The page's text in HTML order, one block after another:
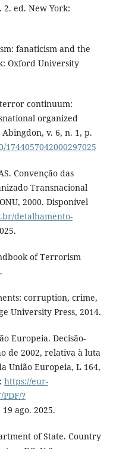
ed. New York:
fanaticism and the
Oxford University
continuum:
organized
v. 6, n. 1, p.
Convenção das
Transnacional
2000. Disponível
detalhamento-
of Terrorism
corruption, crime,
University Press, 2014.
Europeia. Decisão-
de 2002, relativa à luta
União Europeia, L 164,
https://eur-
?
19 ago. 2025.
of State. Country